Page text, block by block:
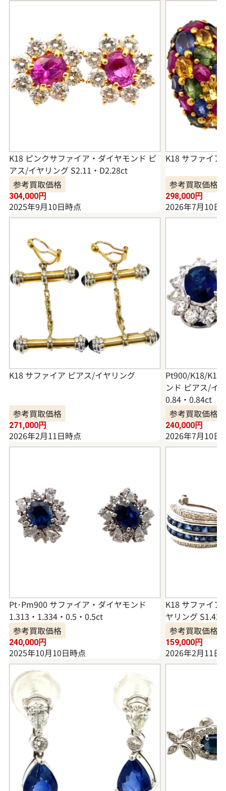
K18 ピンクサファイア・ダイヤモンド ピ
アス/イヤリング S2.11・D2.28ct
参考買取価格
304,000円
2025年9月10日時点
K18 サファイ
参考買取価格
298,000円
2026年7月10日
K18 サファイア ピアス/イヤリング
参考買取価格
271,000円
2026年2月11日時点
Pt900/K18/
ンド ピアス/イ
0.84・0.84ct
参考買取価格
240,000円
2026年7月10日
Pt･Pm900 サファイア・ダイヤモンド
1.313・1.334・0.5・0.5ct
参考買取価格
240,000円
2025年10月10日時点
K18 サファイ
ヤリング S1.42
参考買取価格
159,000円
2026年2月11日